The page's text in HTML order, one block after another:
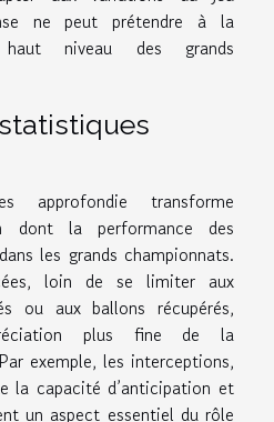
ne peut prétendre à la
niveau des grands
approfondie transforme
dont la performance des
les grands championnats.
loin de se limiter aux
ou aux ballons récupérés,
plus fine de la
exemple, les interceptions,
la capacité d’anticipation et
un aspect essentiel du rôle